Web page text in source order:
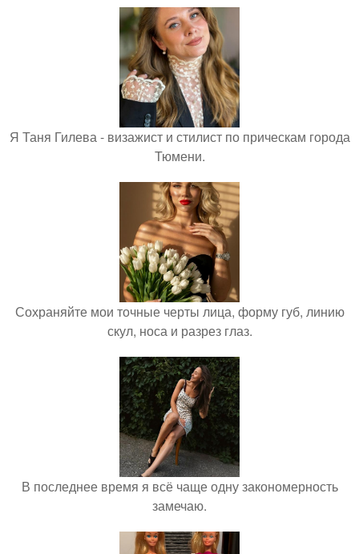
Я Таня Гилева - визажист и стилист по прическам города
Тюмени.
Сохраняйте мои точные черты лица, форму губ, линию
скул, носа и разрез глаз.
В последнее время я всё чаще одну закономерность
замечаю.